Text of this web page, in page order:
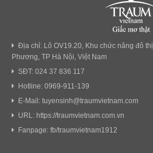
Địa chỉ: Lô OV19.20, Khu chức năng đô
Phương, TP Hà Nội, Việt Nam
SĐT: 024 37 836 117
Hotline: 0969-911-139
E-Mail: tuyensinh@traumvietnam.com
URL: https://traumvietnam.com.vn
Fanpage: fb/traumvietnam1912